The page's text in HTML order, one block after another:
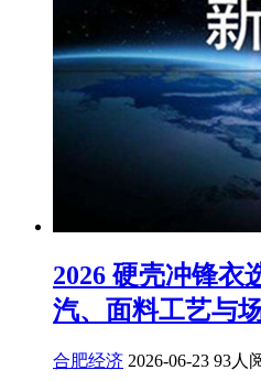
2026 硬壳冲锋衣
汽、面料工艺与
合肥经济 2026-06-23 93人